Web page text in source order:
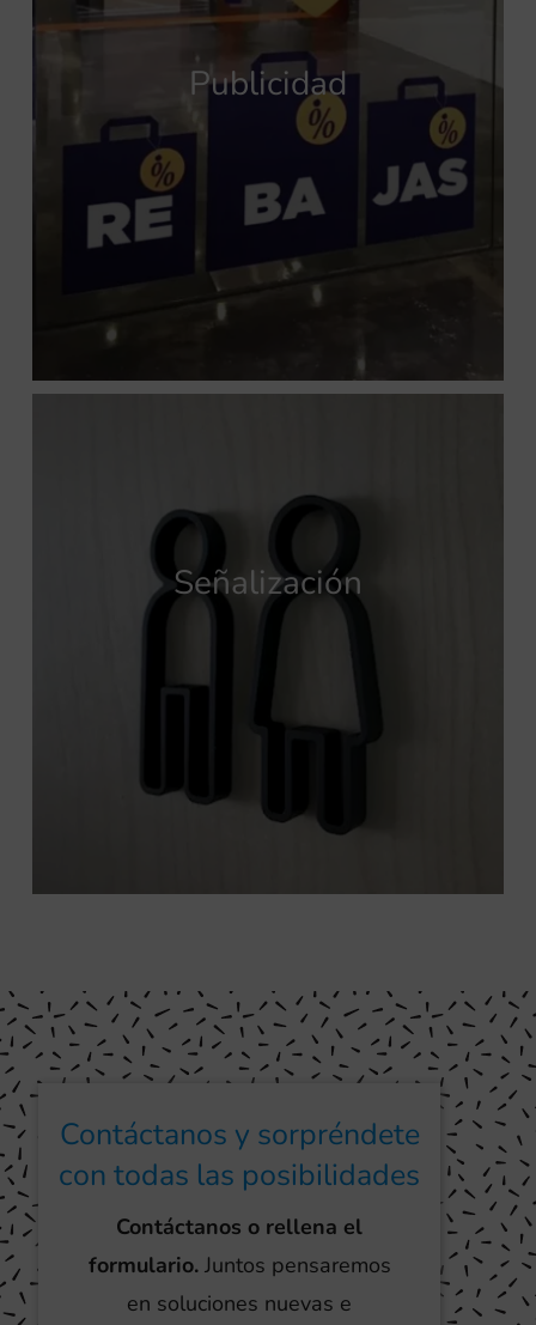
Publicidad
Señalización
Contáctanos y sorpréndete
con todas las posibilidades
Contáctanos o rellena el
formulario.Juntos pensaremos
en soluciones nuevas e